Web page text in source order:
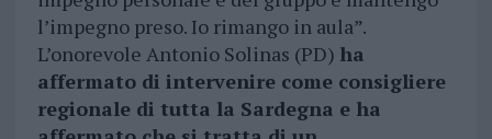
l’impegno preso. Io rimango in aula”.
L’onorevole Antonio Solinas (PD) ha
affermato di intervenire come consigliere
regionale di tutta la Sardegna e ha